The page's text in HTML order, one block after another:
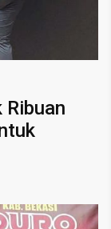
Ribuan